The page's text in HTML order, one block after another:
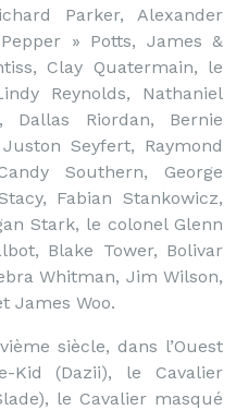
Parker, Alexander
» Potts, James &
Clay Quatermain, le
Reynolds, Nathaniel
Dallas Riordan, Bernie
Seyfert, Raymond
Southern, George
Fabian Stankowicz,
Stark, le colonel Glenn
Blake Tower, Bolivar
Whitman, Jim Wilson,
James Woo.
siècle, dans l’Ouest
Kid (Dazii), le Cavalier
le Cavalier masqué